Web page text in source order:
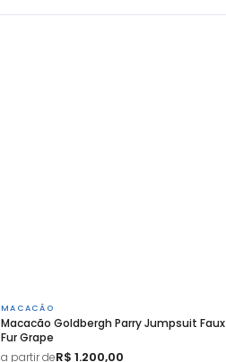
MACACÃO
Macacão Goldbergh Parry Jumpsuit Faux
Fur Grape
a partir deR$ 1.200,00